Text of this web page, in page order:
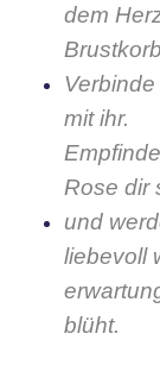
dem
mit ihr.
Rose dir
und
liebevoll
blüht.